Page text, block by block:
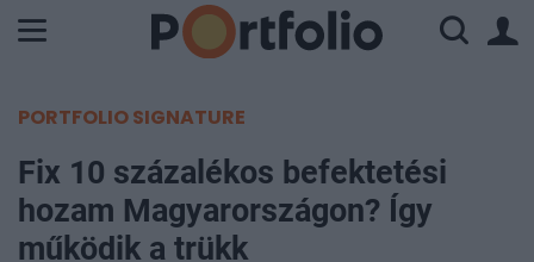
PORTFOLIO SIGNATURE
Fix 10 százalékos befektetési
hozam Magyarországon? Így
működik a trükk